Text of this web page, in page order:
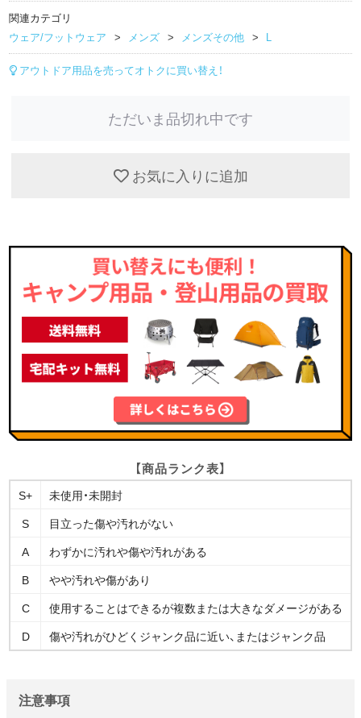
関連カテゴリ
ウェア/フットウェア
メンズ メンズその他 L
アウトドア用品を売ってオトクに買い替え！
ただいま品切れ中です
お気に入りに追加
【商品ランク表】
S+
未使用・未開封
S
目立った傷や汚れがない
A
わずかに汚れや傷や汚れがある
B
やや汚れや傷があり
C
使用することはできるが複数または大きなダメージがある
D
傷や汚れがひどくジャンク品に近い、またはジャンク品
注意事項